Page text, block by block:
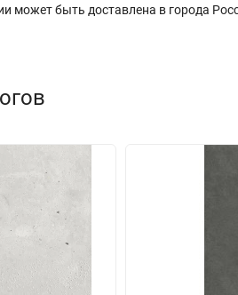
может быть доставлена в города